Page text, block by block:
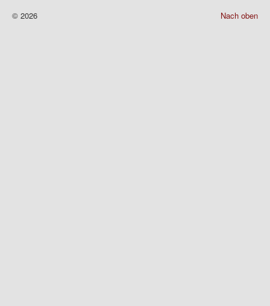
Nach oben
© 2026